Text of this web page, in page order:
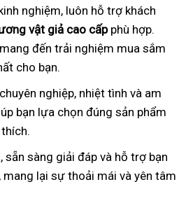
nghiệm, luôn hỗ trợ khách
vật giả cao cấpphù hợp.
đến trải nghiệm mua sắm
cho bạn.
nghiệp, nhiệt tình và am
bạn lựa chọn đúng sản phẩm
sàng giải đáp và hỗ trợ bạn
mang lại sự thoải mái và yên tâm